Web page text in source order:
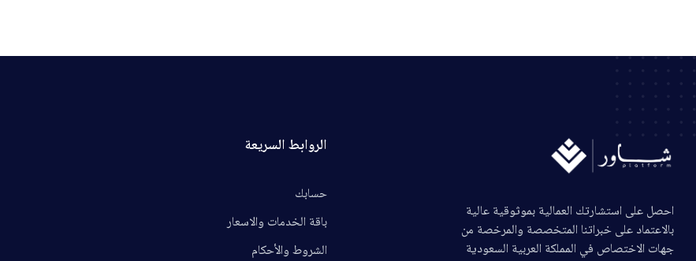
احصل على استشارتك العمالية بموثوقية عالية
بالاعتماد على خبراتنا المتخصصة والمرخصة من
جهات الاختصاص في المملكة العربية السعودية
الروابط السريعة
حسابك
باقة الخدمات والاسعار
الشروط والأحكام